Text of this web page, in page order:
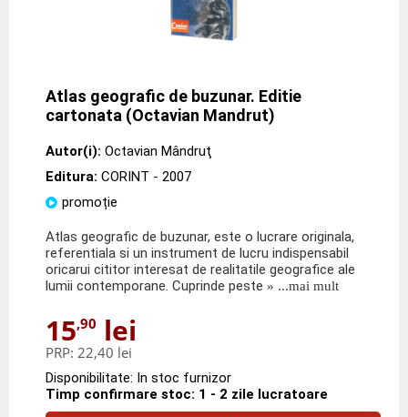
Atlas geografic de buzunar. Editie
cartonata (Octavian Mandrut)
Autor(i): Octavian Mândruţ
Editura: CORINT - 2007
promoție
Atlas geografic de buzunar, este o lucrare originala,
referentiala si un instrument de lucru indispensabil
oricarui cititor interesat de realitatile geografice ale
lumii contemporane. Cuprinde peste » ...mai mult
15,90 lei
PRP: 22,40 lei
Disponibilitate: In stoc furnizor
Timp confirmare stoc: 1 - 2 zile lucratoare